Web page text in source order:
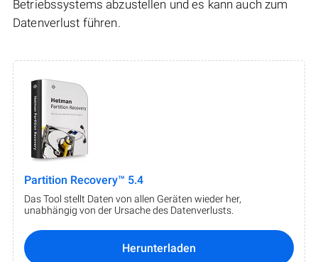
Betriebssystems abzustellen und es kann auch zum
Datenverlust führen.
Partition Recovery™ 5.4
Das Tool stellt Daten von allen Geräten wieder her,
unabhängig von der Ursache des Datenverlusts.
Herunterladen